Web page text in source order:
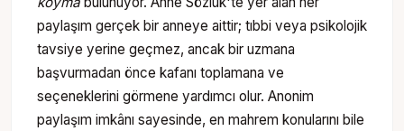
paylaşım gerçek bir anneye aittir; tıbbi veya psikolojik
tavsiye yerine geçmez, ancak bir uzmana
başvurmadan önce kafanı toplamana ve
seçeneklerini görmene yardımcı olur. Anonim
paylaşım imkânı sayesinde, en mahrem konularını bile